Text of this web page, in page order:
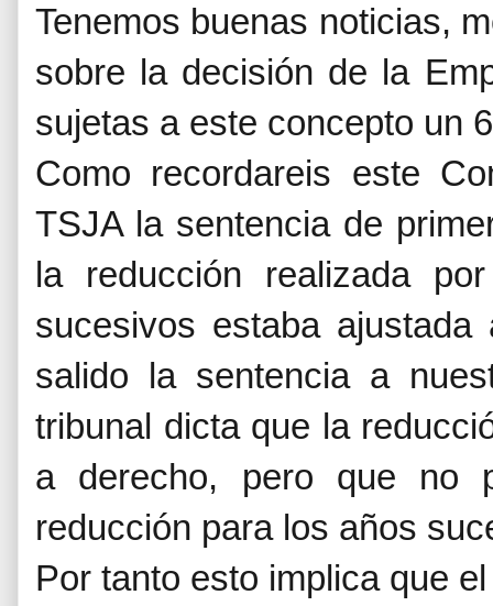
Tenemos buenas noticias,
sobre la decisión de la
sujetas a este concepto un
Como recordareis este
TSJA la sentencia de
la reducción realizada
sucesivos estaba
salido la sentencia a
tribunal dicta que la
a derecho, pero que no
reducción para los años
Por tanto esto implica que